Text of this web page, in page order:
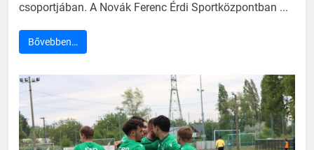
csoportjában. A Novák Ferenc Érdi Sportközpontban ...
Bővebben…